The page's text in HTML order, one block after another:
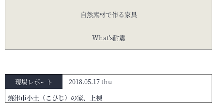
自然素材で作る家具
What's耐震
現場レポート
2018.05.17 thu
焼津市小土（こひじ）の家、上棟